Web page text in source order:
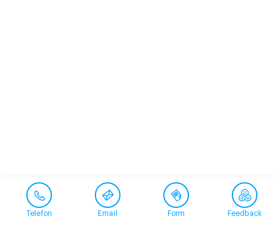
Telefon Email Form Feedback